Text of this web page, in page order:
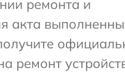
ремонта и
акта
ремонт